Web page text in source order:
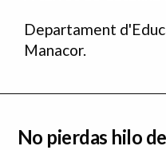
Departament
Manacor.
No pierdas hilo